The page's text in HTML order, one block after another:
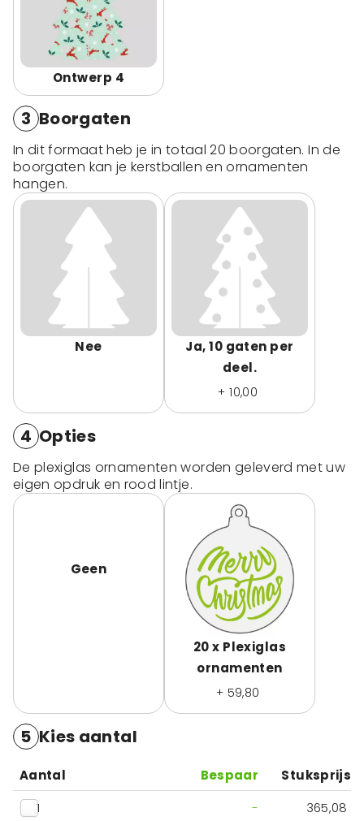
Ontwerp 4
3 Boorgaten
In dit formaat heb je in totaal 20 boorgaten. In de
boorgaten kan je kerstballen en ornamenten
hangen.
Nee
Ja, 10 gaten per
deel.
+ 10,00
4 Opties
De plexiglas ornamenten worden geleverd met uw
eigen opdruk en rood lintje.
Geen
20 x Plexiglas
ornamenten
+ 59,80
5 Kies aantal
Aantal Bespaar
Stuksprijs
1
- 365,08